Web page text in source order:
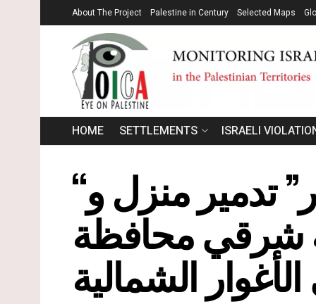
About The Project Palestine in Century Selected Maps
HOME SETTLEMENTS ISRAELI
“ويستمر التطهير ا لعرقي في الأغوار” تدمير منزل و
شرقي محافظة
الشمالية